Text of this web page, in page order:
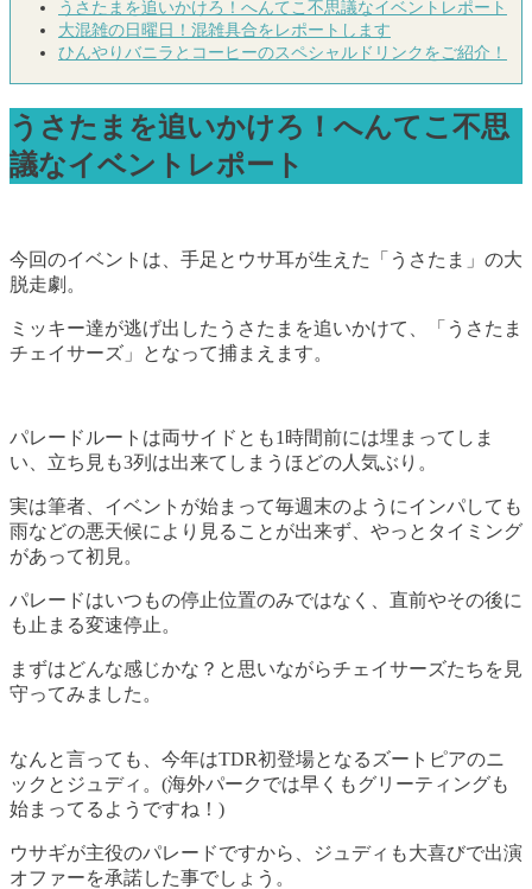
うさたまを追いかけろ！へんてこ不思議なイベントレポート
大混雑の日曜日！混雑具合をレポートします
ひんやりバニラとコーヒーのスペシャルドリンクをご紹介！
うさたまを追いかけろ！へんてこ不思
議なイベントレポート
今回のイベントは、手足とウサ耳が生えた「うさたま」の大
脱走劇。
ミッキー達が逃げ出したうさたまを追いかけて、「うさたま
チェイサーズ」となって捕まえます。
パレードルートは両サイドとも1時間前には埋まってしま
い、立ち見も3列は出来てしまうほどの人気ぶり。
実は筆者、イベントが始まって毎週末のようにインパしても
雨などの悪天候により見ることが出来ず、やっとタイミング
があって初見。
パレードはいつもの停止位置のみではなく、直前やその後に
も止まる変速停止。
まずはどんな感じかな？と思いながらチェイサーズたちを見
守ってみました。
なんと言っても、今年はTDR初登場となるズートピアのニ
ックとジュディ。(海外パークでは早くもグリーティングも
始まってるようですね！)
ウサギが主役のパレードですから、ジュディも大喜びで出演
オファーを承諾した事でしょう。